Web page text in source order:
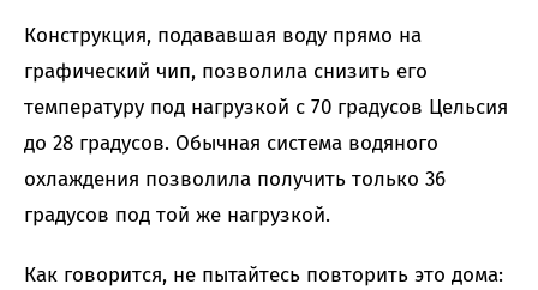
Конструкция, подававшая воду прямо на
графический чип, позволила снизить его
температуру под нагрузкой с 70 градусов Цельсия
до 28 градусов. Обычная система водяного
охлаждения позволила получить только 36
градусов под той же нагрузкой.
Как говорится, не пытайтесь повторить это дома: